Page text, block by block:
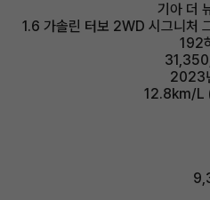
기아 더
1.6 가솔린 터보 2WD 시그니처
192
2023
12.8km/L